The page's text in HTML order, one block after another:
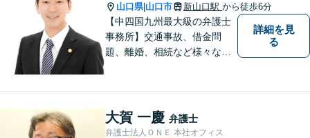
山口県| 山口市 新山口駅 から徒歩6分
【中四国九州最大級の弁護士
事務所】交通事故、借金問
題、離婚、相続など様々な問
い！
詳細を見
る
大賀 一慶 弁護士
弁護士法人ＯＮＥ 本社オフィス